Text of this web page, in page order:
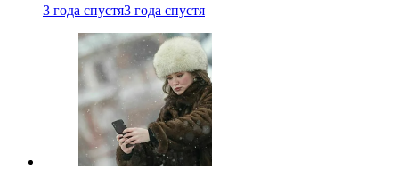
3 года спустя3 года спустя